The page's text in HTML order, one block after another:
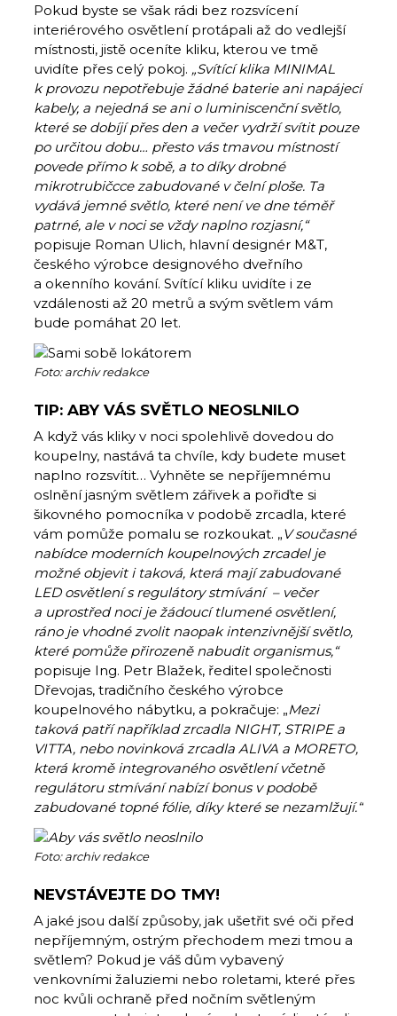
Pokud byste se však rádi bez rozsvícení
interiérového osvětlení protápali až do vedlejší
místnosti, jistě oceníte kliku, kterou ve tmě
uvidíte přes celý pokoj. „Svítící klika MINIMAL
k provozu nepotřebuje žádné baterie ani napájecí
kabely, a nejedná se ani o luminiscenční světlo,
které se dobíjí přes den a večer vydrží svítit pouze
po určitou dobu… přesto vás tmavou místností
povede přímo k sobě, a to díky drobné
mikrotrubičcce zabudované v čelní ploše. Ta
vydává jemné světlo, které není ve dne téměř
patrné, ale v noci se vždy naplno rozjasní,“
popisuje Roman Ulich, hlavní designér M&T,
českého výrobce designového dveřního
a okenního kování. Svítící kliku uvidíte i ze
vzdálenosti až 20 metrů a svým světlem vám
bude pomáhat 20 let.
Foto: archiv redakce
TIP: ABY VÁS SVĚTLO NEOSLNILO
A když vás kliky v noci spolehlivě dovedou do
koupelny, nastává ta chvíle, kdy budete muset
naplno rozsvítit… Vyhněte se nepříjemnému
oslnění jasným světlem zářivek a pořiďte si
šikovného pomocníka v podobě zrcadla, které
vám pomůže pomalu se rozkoukat. „V současné
nabídce moderních koupelnových zrcadel je
možné objevit i taková, která majízabudované
LED osvětlení s regulátory stmívání – večer
a uprostřed noci je žádoucí tlumené osvětlení,
ráno je vhodné zvolit naopak intenzivnější světlo,
které pomůže přirozeně nabudit organismus,“
popisuje Ing. Petr Blažek, ředitel společnosti
Dřevojas, tradičního českého výrobce
koupelnového nábytku, a pokračuje: „Mezi
taková patří například zrcadla NIGHT, STRIPE a
VITTA, nebo novinková zrcadla ALIVA a MORETO,
která kromě integrovaného osvětlení včetně
regulátoru stmívání nabízí bonus v podobě
zabudované topné fólie, díky které se nezamlžují.“
Foto: archiv redakce
NEVSTÁVEJTE DO TMY!
A jaké jsou další způsoby, jak ušetřit své oči před
nepříjemným, ostrým přechodem mezi tmou a
světlem? Pokud je váš dům vybavený
venkovními žaluziemi nebo roletami, které přes
noc kvůli ochraně před nočním světleným